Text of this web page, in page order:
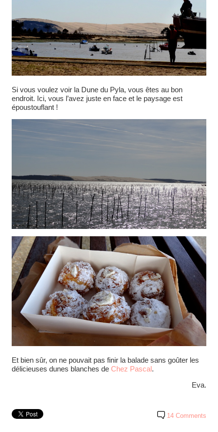
Si vous voulez voir la Dune du Pyla, vous êtes au bon
endroit. Ici, vous l’avez juste en face et le paysage est
époustouflant !
Et bien sûr, on ne pouvait pas finir la balade sans goûter les
délicieuses dunes blanches de Chez Pascal.
Eva.
14 Comments